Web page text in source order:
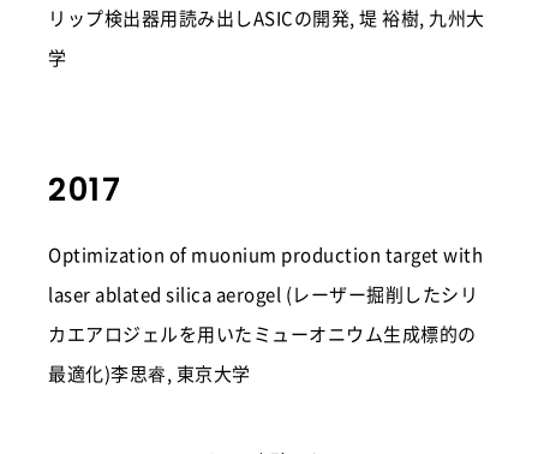
リップ検出器用読み出しASICの開発, 堤 裕樹, 九州大
学
2017
Optimization of muonium production target with
laser ablated silica aerogel (レーザー掘削したシリ
カエアロジェルを用いたミューオニウム生成標的の
最適化)李思睿, 東京大学